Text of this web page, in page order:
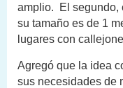
amplio. El segundo,
su tamaño es de 1
lugares con
Agregó que la idea
sus necesidades de